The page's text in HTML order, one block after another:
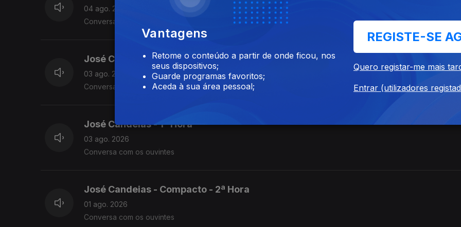
04 ago. 2026
Conversa com os ouvintes
José Candeias - 2ª Hora
03 ago. 2026
Conversa com os ouvintes
José Candeias - 1ª Hora
03 ago. 2026
Conversa com os ouvintes
José Candeias - Compacto - 2ª Hora
01 ago. 2026
Conversa com os ouvintes
Vantagens
Retome o conteúdo a partir de onde ficou, nos
seus dispositivos;
Guarde programas favoritos;
Aceda à sua área pessoal;
REGISTE-SE
Quero registar-me mais
Entrar (utilizadores